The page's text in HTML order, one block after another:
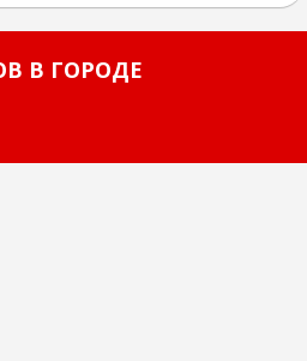
В ГОРОДЕ